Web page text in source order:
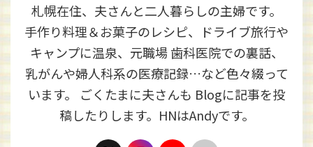
札幌在住、夫さんと二人暮らしの主婦です。
手作り料理＆お菓子のレシピ、ドライブ旅行や
キャンプに温泉、元職場 歯科医院での裏話、
乳がんや婦人科系の医療記録…など色々綴って
います。 ごくたまに夫さんも Blogに記事を投
稿したりします。HNはAndyです。